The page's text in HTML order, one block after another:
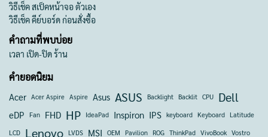
วิธีเช็ค สเป็คหน้าจอ ตัวเอง
วิธีเช็ค คีย์บอร์ด ก่อนสั่งซื้อ
คำถามที่พบบ่อย
เวลา เปิด-ปิด ร้าน
คำยอดนิยม
Acer Acer Aspire Aspire Asus ASUS Backlight Backlit CPU Dell
eDP Fan FHD HP IdeaPad Inspiron IPS keyboard Keyboard Latitude
LCD Lenovo LVDS MSI OEM Pavilion ROG ThinkPad VivoBook Vostro